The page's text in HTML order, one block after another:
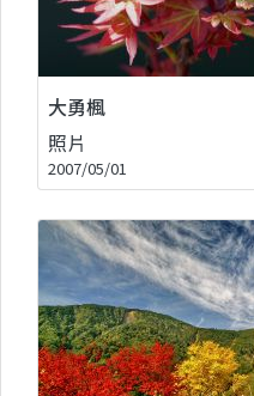
大勇楓
照片
2007/05/01